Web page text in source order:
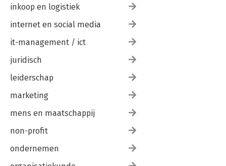
inkoop en logistiek
internet en social media
it-management / ict
juridisch
leiderschap
marketing
mens en maatschappij
non-profit
ondernemen